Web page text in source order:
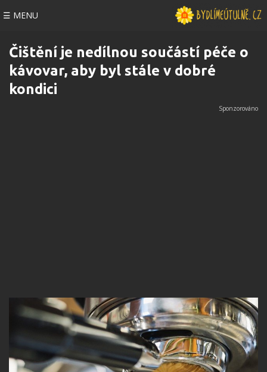
☰ MENU
Čištění je nedílnou součástí péče o
kávovar, aby byl stále v dobré
kondici